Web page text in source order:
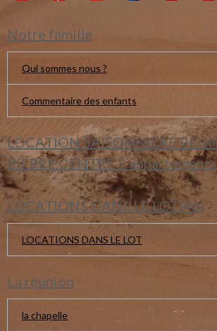
Notre famille
Qui sommes nous ?
Commentaire des enfants
LOCATION SAISONNIERE
PIERRE CENTRE 2
LOCATIONS DANS LE LOT(46)
LOCATIONS DANS LE LOT
La réunion
la chapelle